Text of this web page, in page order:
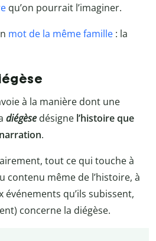
qu’on pourrait l’imaginer.
mot de la même famille : la
à la manière dont une
diégèse désigne l’histoire que
.
tout ce qui touche à
contenu même de l’histoire, à
événements qu’ils subissent,
concerne la diégèse.